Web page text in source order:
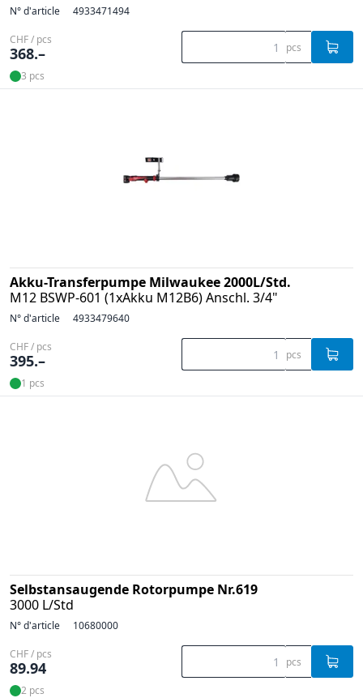
N° d'article 4933471494
CHF / pcs
368.– pcs
3 pcs
Akku-Transferpumpe Milwaukee 2000L/Std.
M12 BSWP-601 (1xAkku M12B6) Anschl. 3/4"
N° d'article 4933479640
CHF / pcs
395.– pcs
1 pcs
Selbstansaugende Rotorpumpe Nr.619
3000 L/Std
N° d'article 10680000
CHF / pcs
89.94 pcs
2 pcs